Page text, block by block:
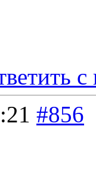
с
#856